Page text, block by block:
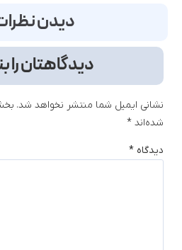
دیدن
دیدگاهتان را
نشانی ایمیل شما منتشر نخواهد شد.
شده‌اند *
دیدگاه *